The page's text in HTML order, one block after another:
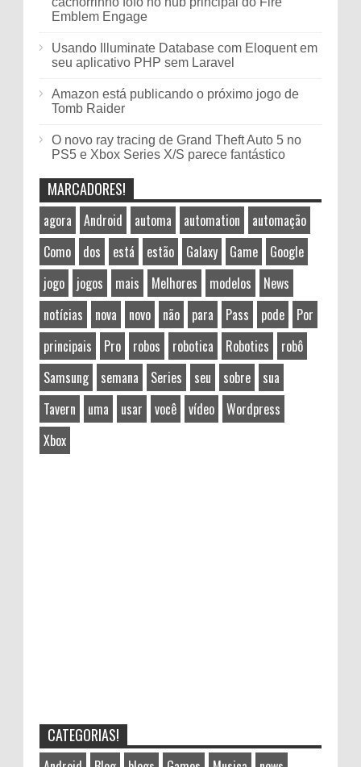
Emblem Engage
Usando Illuminate Database com Eloquent em
seu aplicativo PHP sem Laravel
Amazon está publicando o próximo jogo de
Tomb Raider
O novo ray tracing de Grand Theft Auto 5 no
PS5 e Xbox Series X/S parece fantástico
MARCADORES!
agora Android automa automation
automação
Como
dos está estão Galaxy Game
Google
jogo
jogos mais Melhores modelos
News
notícias
nova novo não para Pass pode
Por
principais
Pro robos robotica Robotics
robô
Samsung
semana Series seu sobre
sua
Tavern
uma usar você vídeo
Wordpress
Xbox
CATEGORIAS!